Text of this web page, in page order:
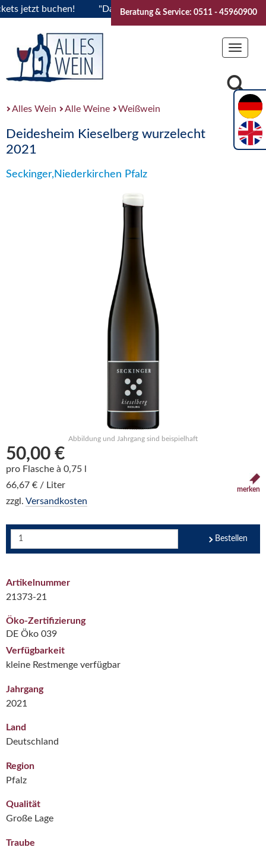
jetzt buchen! "Das Sommerfest 2026" Vive la
Beratung & Service: 0511 - 45960900
Toggle
Alles Wein Alle Weine Weißwein
Deidesheim Kieselberg wurzelecht
2021
Seckinger,Niederkirchen Pfalz
Abbildung und Jahrgang sind beispielhaft
50,00 €
pro Flasche à 0,75 l
66,67 € / Liter
zzgl. Versandkosten
merken
Bestellen
Artikelnummer
21373-21
Öko-Zertifizierung
DE Öko 039
Verfügbarkeit
kleine Restmenge verfügbar
Jahrgang
2021
Land
Deutschland
Region
Pfalz
Qualität
Große Lage
Traube